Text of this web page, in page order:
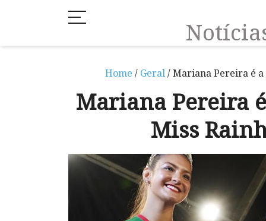
Home / Geral/ Mariana Pereira é a
Mariana Pereira
Miss